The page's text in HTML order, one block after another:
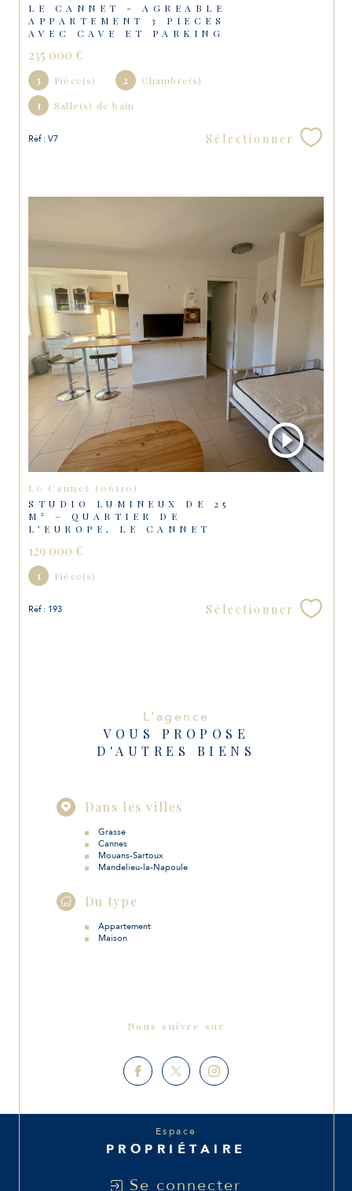
LE CANNET - AGREABLE
APPARTEMENT 3 PIECES
AVEC CAVE ET PARKING
235 000 €
3 Pièce(s) 2
Chambre(s)
1
Salle(s) de bain
Réf : V7 Sélectionner
Le Cannet (06110)
STUDIO LUMINEUX DE 25
M² – QUARTIER DE
L’EUROPE, LE CANNET
129 000 €
1 Pièce(s)
Réf : 193 Sélectionner
L'agence
VOUS PROPOSE
D'AUTRES BIENS
Dans les villes
Grasse
Cannes
Mouans-Sartoux
Mandelieu-la-Napoule
Du type
Appartement
Maison
Nous suivre sur
Espace
PROPRIÉTAIRE
Se connecter